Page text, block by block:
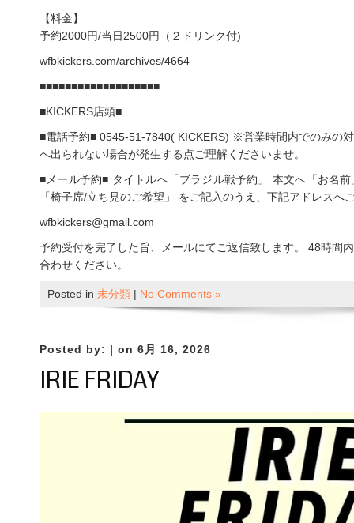
【料金】
予約2000円/当日2500円（２ドリンク付)
wfbkickers.com/archives/4664
■■■■■■■■■■■■■■■■■■■
■KICKERS店頭■
■電話予約■ 0545-51-7840( KICKERS) ※営業時間内でのみの
へ出られない場合が発生する点ご理解くださいませ。
■メール予約■ タイトルへ「ブラジル戦予約」 本文へ「お名
「椅子席/立ち見のご希望」 をご記入のうえ、下記アドレスへ
wfbkickers@gmail.com
予約受付を完了した旨、メールにてご返信致します。 48時間
合わせください。
Posted in 未分類 | No Comments »
Posted by: | on 6月 16, 2026
IRIE FRIDAY